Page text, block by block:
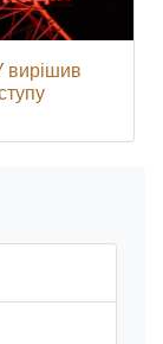
вирішив